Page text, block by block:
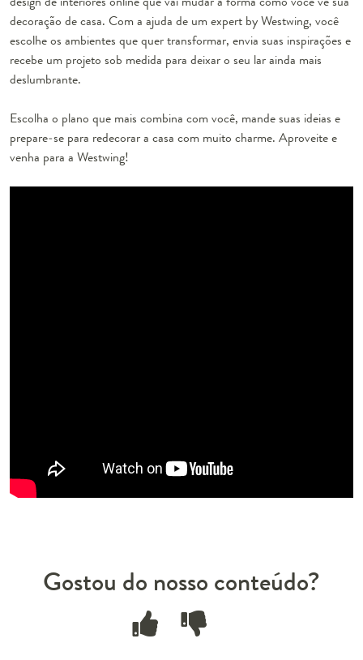
decoração de casa. Com a ajuda de um expert by Westwing, você
escolhe os ambientes que quer transformar, envia suas inspirações e
recebe um projeto sob medida para deixar o seu lar ainda mais
deslumbrante.
Escolha o plano que mais combina com você, mande suas ideias e
prepare-se para redecorar a casa com muito charme. Aproveite e
venha para a Westwing!
Gostou do nosso conteúdo?